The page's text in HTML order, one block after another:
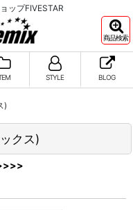
ップFIVESTAR
商品検索
STYLE BLOG
)
クス)